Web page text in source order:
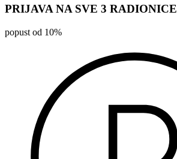
PRIJAVA NA SVE 3 RADIONICE
popust od 10%